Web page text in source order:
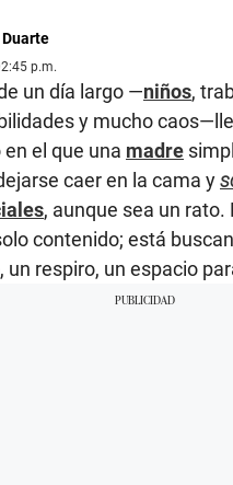
p.m.
un día largo —niños,
y mucho
el que una madre
caer en la cama y
, aunque sea un rato.
contenido; está
un respiro, un espacio